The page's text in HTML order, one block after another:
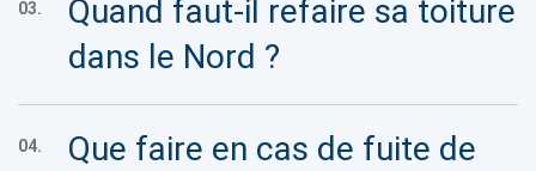
03.
Quand faut-il refaire sa toiture
dans le Nord ?
04.
Que faire en cas de fuite de